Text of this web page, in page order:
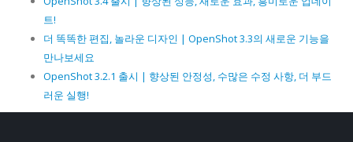
트!
더 똑똑한 편집, 놀라운 디자인 | OpenShot 3.3의 새로운 기능을
만나보세요
OpenShot 3.2.1 출시 | 향상된 안정성, 수많은 수정 사항, 더 부드
러운 실행!